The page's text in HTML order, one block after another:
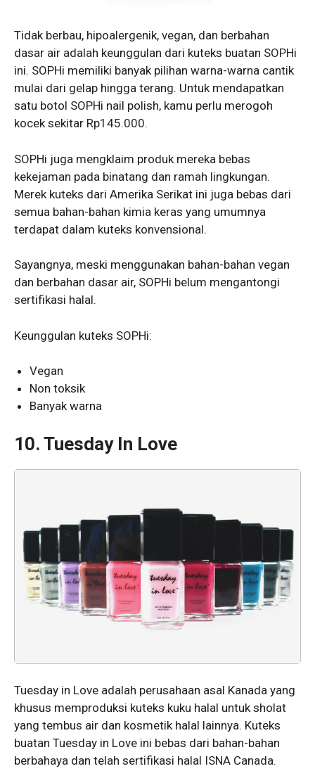
Tidak berbau, hipoalergenik, vegan, dan berbahan
dasar air adalah keunggulan dari kuteks buatan SOPHi
ini. SOPHi memiliki banyak pilihan warna-warna cantik
mulai dari gelap hingga terang. Untuk mendapatkan
satu botol SOPHi nail polish, kamu perlu merogoh
kocek sekitar Rp145.000.
SOPHi juga mengklaim produk mereka bebas
kekejaman pada binatang dan ramah lingkungan.
Merek kuteks dari Amerika Serikat ini juga bebas dari
semua bahan-bahan kimia keras yang umumnya
terdapat dalam kuteks konvensional.
Sayangnya, meski menggunakan bahan-bahan vegan
dan berbahan dasar air, SOPHi belum mengantongi
sertifikasi halal.
Keunggulan kuteks SOPHi:
Vegan
Non toksik
Banyak warna
10. Tuesday In Love
Tuesday in Love adalah perusahaan asal Kanada yang
khusus memproduksi kuteks kuku halal untuk sholat
yang tembus air dan kosmetik halal lainnya. Kuteks
buatan Tuesday in Love ini bebas dari bahan-bahan
berbahaya dan telah sertifikasi halal ISNA Canada.